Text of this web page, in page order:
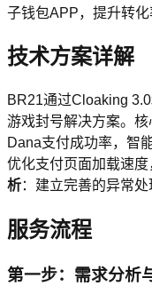
子钱包APP，提升转化
技术方案详解
BR21通过Cloaking
游戏封号解决方案。核
Dana支付成功率，智
优化支付页面加载速度
析：建立完善的异常
服务流程
第一步：需求分析